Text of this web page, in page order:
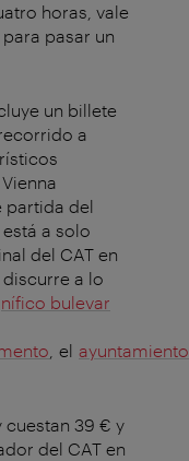
horas, vale
pasar un
un billete
a
partida del
a solo
del CAT en
a lo
bulevar
, el ayuntamiento
cuestan 39 € y
del CAT en